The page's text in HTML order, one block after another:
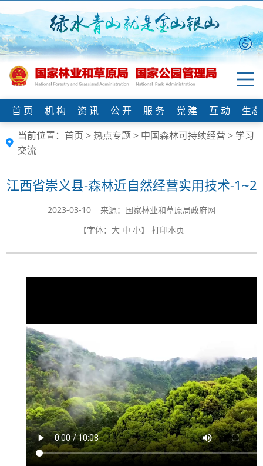
首 页 机 构 资 讯 公 开 服 务 党 建 互 动
生
当前位置： 首页 > 热点专题> 中国森林可持续经营 > 学习
交流
江西省崇义县-森林近自然经营实用技术-1~2
2023-03-10 来源：国家林业和草原局政府网
【字体： 大 中 小】 打印本页